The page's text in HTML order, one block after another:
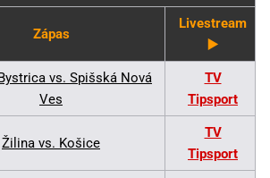
Zápas
Livestream
▶️
vs. Spišská Nová
Ves
TV
Tipsport
Žilina vs. Košice
TV
Tipsport